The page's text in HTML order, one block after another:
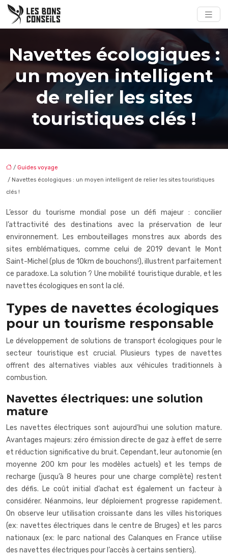
Navettes écologiques :
un moyen intelligent
de relier les sites
touristiques clés !
/ Guides voyage
/ Navettes écologiques : un moyen intelligent de relier les sites touristiques
clés !
L’essor du tourisme mondial pose un défi majeur : concilier
l’attractivité des destinations avec la préservation de leur
environnement. Les embouteillages monstres aux abords des
sites emblématiques, comme celui de 2019 devant le Mont
Saint-Michel (plus de 10km de bouchons!), illustrent parfaitement
ce paradoxe. La solution ? Une mobilité touristique durable, et les
navettes écologiques en sont la clé.
Types de navettes écologiques
pour un tourisme responsable
Le développement de solutions de transport écologiques pour le
secteur touristique est crucial. Plusieurs types de navettes
offrent des alternatives viables aux véhicules traditionnels à
combustion.
Navettes électriques: une solution
mature
Les navettes électriques sont aujourd’hui une solution mature.
Avantages majeurs: zéro émission directe de gaz à effet de serre
et réduction significative du bruit. Cependant, leur autonomie (en
moyenne 200 km pour les modèles actuels) et les temps de
recharge (jusqu’à 8 heures pour une charge complète) restent
des défis. Le coût initial d’achat est également un facteur à
considérer. Néanmoins, leur déploiement progresse rapidement.
On observe leur utilisation croissante dans les villes historiques
(ex: navettes électriques dans le centre de Bruges) et les parcs
nationaux (ex: le parc national des Calanques en France utilise
des navettes électriques pour l’accès à certains sentiers).